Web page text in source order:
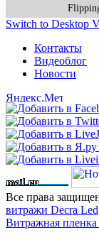
Switch to Desktop
Контакты
Видеоблог
Новости
Все права
витражи Decra
Витражная